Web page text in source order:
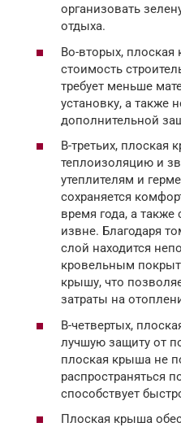
организовать
отдыха.
Во-вторых,
стоимость
требует меньше
установку, а также
дополнительной
В-третьих, плоская
теплоизоляцию и
утеплителям и
сохраняется
время года, а
извне. Благодаря
слой находится
кровельным
крышу, что
затраты на
В-четвертых,
лучшую защиту от
плоская крыша не
распространяться
способствует
Плоская крыша